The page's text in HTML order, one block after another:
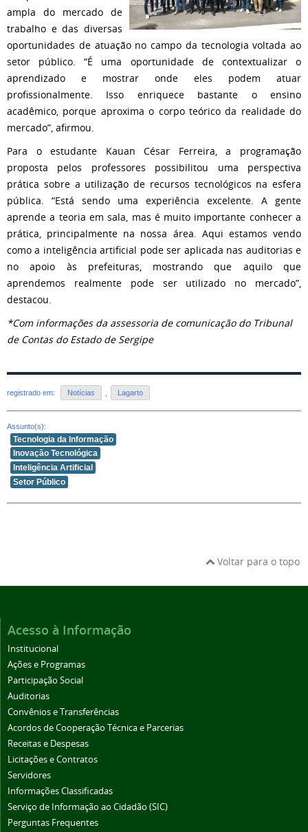
ampla do mercado de
trabalho e das diversas
oportunidades de atuação no campo da tecnologia voltada ao
setor público. “É uma oportunidade de contextualizar o
aprendizado e mostrar onde eles podem atuar
profissionalmente. Isso enriquece bastante o ensino
acadêmico, porque aproxima o corpo teórico da realidade do
mercado”, afirmou.
Para o estudante Kauan César Ferreira, a programação
proposta pelos professores possibilitou uma perspectiva
prática sobre a utilização de recursos tecnológicos na esfera
pública. “Está sendo uma experiência excelente. A gente
aprende a teoria em sala, mas é muito importante conhecer a
prática, principalmente na nossa área. Aqui estamos vendo
como a inteligência artificial pode ser aplicada nas auditorias e
no apoio às prefeituras, mostrando que aquilo que
aprendemos realmente pode ser utilizado no mercado”,
destacou.
*Com informações da assessoria de comunicação do Tribunal
de Contas do Estado de Sergipe
registrado em: Notícias Lagarto
Assunto(s):
Tecnologia da Informação
Inovação Tecnológica
Inteligência Artificial
Setor Público
Voltar para o topo
Acesso à Informação
Institucional
Ações e Programas
Participação Social
Auditorias
Convênios e Transferências
Acordos de Cooperação Técnica e Parcerias
Receitas e Despesas
Licitações e Contratos
Servidores
Informações Classificadas
Serviço de Informação ao Cidadão (SIC)
Perguntas Frequentes